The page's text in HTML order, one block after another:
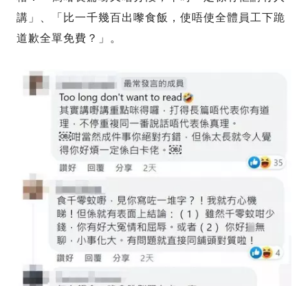
講」、「比一千幾百出嚟食飯，使唔使全體員工下跪
道歉全單免費？」。